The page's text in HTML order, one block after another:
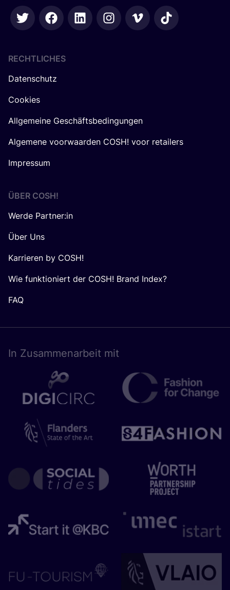
RECHTLICHES
Datenschutz
Cookies
Allgemeine Geschäftsbedingungen
Algemene voorwaarden COSH! voor retailers
Impressum
ÜBER COSH!
Werde Partner:in
Über Uns
Karrieren by COSH!
Wie funktioniert der COSH! Brand Index?
FAQ
In Zusam­men­ar­beit mit